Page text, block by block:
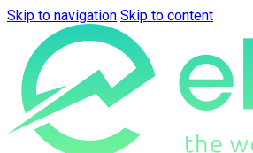
Skip to navigation Skip to content